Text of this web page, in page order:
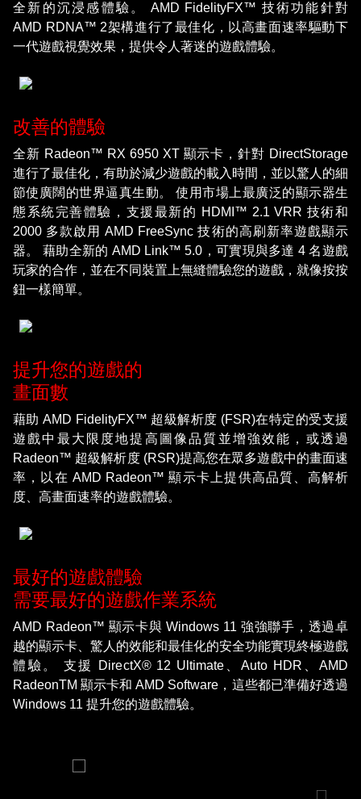
全新的沉浸感體驗。 AMD FidelityFX™ 技術功能針對
AMD RDNA™ 2架構進行了最佳化，以高畫面速率驅動下
一代遊戲視覺效果，提供令人著迷的遊戲體驗。
改善的體驗
全新 Radeon™ RX 6950 XT 顯示卡，針對 DirectStorage
進行了最佳化，有助於減少遊戲的載入時間，並以驚人的細
節使廣闊的世界逼真生動。 使用市場上最廣泛的顯示器生
態系統完善體驗，支援最新的 HDMI™ 2.1 VRR 技術和
2000 多款啟用 AMD FreeSync 技術的高刷新率遊戲顯示
器。 藉助全新的 AMD Link™ 5.0，可實現與多達 4 名遊戲
玩家的合作，並在不同裝置上無縫體驗您的遊戲，就像按按
鈕一樣簡單。
提升您的遊戲的
畫面數
藉助 AMD FidelityFX™ 超級解析度 (FSR)在特定的受支援
遊戲中最大限度地提高圖像品質並增強效能，或透過
Radeon™ 超級解析度 (RSR)提高您在眾多遊戲中的畫面速
率，以在 AMD Radeon™ 顯示卡上提供高品質、高解析
度、高畫面速率的遊戲體驗。
最好的遊戲體驗
需要最好的遊戲作業系統
AMD Radeon™ 顯示卡與 Windows 11 強強聯手，透過卓
越的顯示卡、驚人的效能和最佳化的安全功能實現終極遊戲
體驗。 支援 DirectX® 12 Ultimate、Auto HDR、AMD
RadeonTM 顯示卡和 AMD Software，這些都已準備好透過
Windows 11 提升您的遊戲體驗。